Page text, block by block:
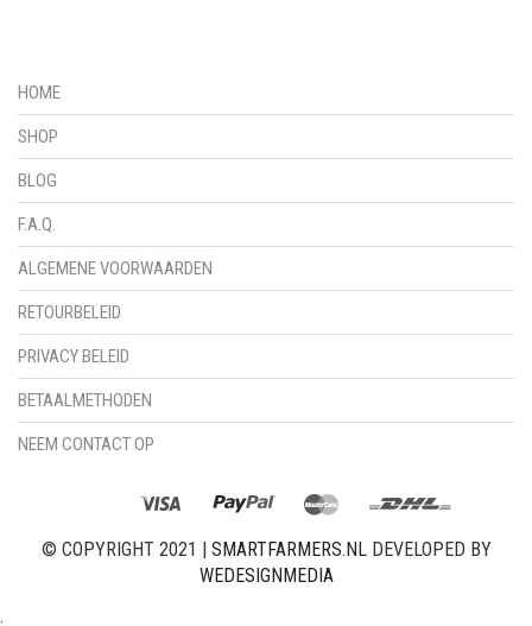
HOME
SHOP
BLOG
F.A.Q.
ALGEMENE VOORWAARDEN
RETOURBELEID
PRIVACY BELEID
BETAALMETHODEN
NEEM CONTACT OP
© COPYRIGHT 2021 | SMARTFARMERS.NLDEVELOPED BY
WEDESIGNMEDIA